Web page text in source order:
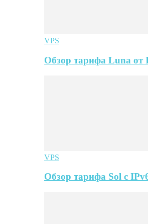
VPS
Обзор тарифа Luna
VPS
Обзор тарифа Sol с